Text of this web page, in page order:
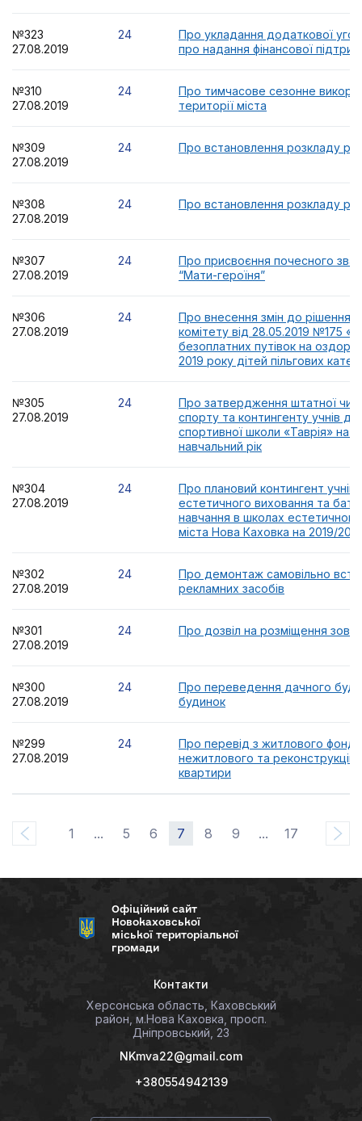
№323
27.08.2019
24
Про укладання додаткової
про надання фінансової
№310
27.08.2019
24
Про тимчасове сезонне
території міста
№309
27.08.2019
24 Про встановлення розкладу
№308
27.08.2019
24 Про встановлення розкладу
№307
27.08.2019
24
Про присвоєння почесного
“Мати-героїня”
№306
27.08.2019
24
Про внесення змін до рішення
комітету від 28.05.2019 №175
безоплатних путівок на
2019 року дітей пільгових
№305
27.08.2019
24
Про затвердження штатної
спорту та контингенту учнів
спортивної школи «Таврія» на
навчальний рік
№304
27.08.2019
24
Про плановий контингент учнів
естетичного виховання та
навчання в школах
міста Нова Каховка на 2019/20
№302
27.08.2019
24
Про демонтаж самовільно
рекламних засобів
№301
27.08.2019
24 Про дозвіл на розміщення
№300
27.08.2019
24
Про переведення дачного
будинок
№299
27.08.2019
24
Про перевід з житлового
нежитлового та реконструкцію
квартири
1 ... 5 6 7 8 9 ... 17
Офіційний сайт
Новокаховської
міської територіальної
громади
Контакти
Херсонська область, Каховський
район, м.Нова Каховка, просп.
Дніпровський, 23
NKmva22@gmail.com
+380554942139